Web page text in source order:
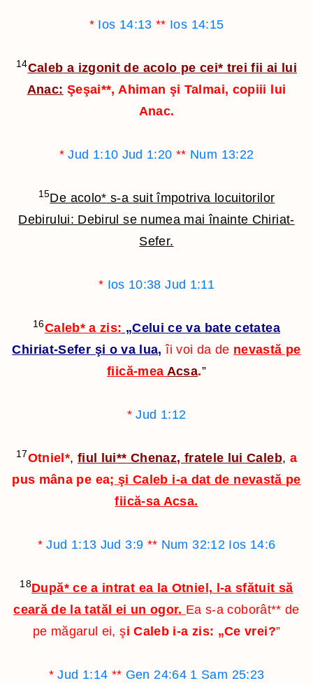
* Ios 14:13 ** Ios 14:15
14Caleb a izgonit de acolo pe cei* trei fii ai lui
Anac: Şeşai**, Ahiman şi Talmai, copiii lui
Anac.
* Jud 1:10 Jud 1:20 ** Num 13:22
15De acolo* s-a suit împotriva locuitorilor
Debirului: Debirul se numea mai înainte Chiriat-
Sefer.
* Ios 10:38 Jud 1:11
16Caleb* a zis: „Celui ce va bate cetatea
Chiriat-Sefer şi o va lua, îi voi da de nevastă pe
fiică-mea Acsa.”
* Jud 1:12
17Otniel*, fiul lui** Chenaz, fratele lui Caleb, a
pus mâna pe ea; şi Caleb i-a dat de nevastă pe
fiică-sa Acsa.
* Jud 1:13 Jud 3:9 ** Num 32:12 Ios 14:6
18După*ce a intrat ea la Otniel, l-a sfătuit să
ceară de la tatăl ei un ogor. Ea s-a coborât** de
pe măgarul ei, şi Caleb i-a zis: „Ce vrei?”
* Jud 1:14 ** Gen 24:64 1 Sam 25:23